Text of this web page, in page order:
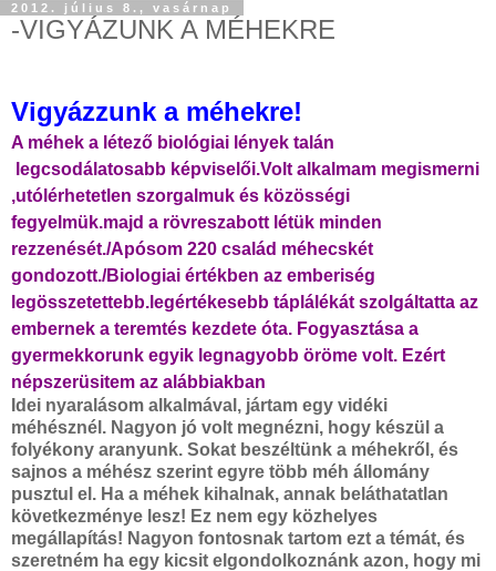
2012. július 8., vasárnap
-VIGYÁZUNK A MÉHEKRE
Vigyázzunk a méhekre!
A méhek a létező biológiai lények talán
legcsodálatosabb képviselői.Volt alkalmam megismerni
,utólérhetetlen szorgalmuk és közösségi
fegyelmük.majd a rövreszabott létük minden
rezzenését./Apósom 220 család méhecskét
gondozott./Biologiai értékben az emberiség
legösszetettebb.legértékesebb táplálékát szolgáltatta az
embernek a teremtés kezdete óta. Fogyasztása a
gyermekkorunk egyik legnagyobb öröme volt. Ezért
népszerüsitem az alábbiakban
Idei nyaralásom alkalmával, jártam egy vidéki
méhésznél. Nagyon jó volt megnézni, hogy készül a
folyékony aranyunk. Sokat beszéltünk a méhekről, és
sajnos a méhész szerint egyre több méh állomány
pusztul el. Ha a méhek kihalnak, annak beláthatatlan
következménye lesz! Ez nem egy közhelyes
megállapítás! Nagyon fontosnak tartom ezt a témát, és
szeretném ha egy kicsit elgondolkoznánk azon, hogy mi